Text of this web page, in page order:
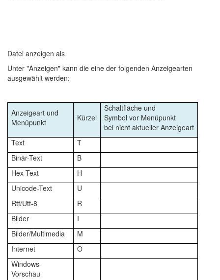
Datei anzeigen als
Unter "Anzeigen" kann die eine der folgenden Anzeigearten
ausgewählt werden:
Anzeigeart und
Menüpunkt
Kürzel
Schaltfläche und
Symbol vor Menüpunkt
bei nicht aktueller Anzeigeart
Text
T
Binär-Text
B
Hex-Text
H
Unicode-Text
U
Rtf/Utf-8
R
Bilder
I
Bilder/Multimedia
M
Internet
O
Windows-
Vorschau